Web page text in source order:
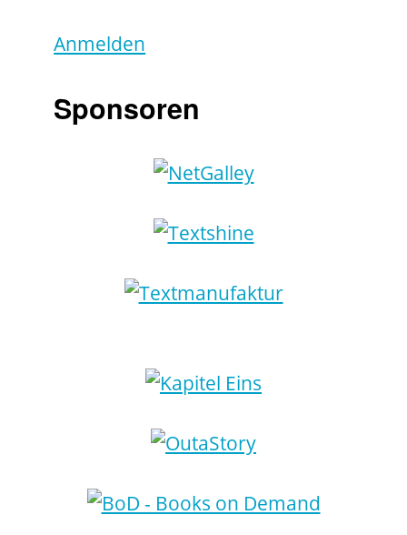
Anmelden
Sponsoren